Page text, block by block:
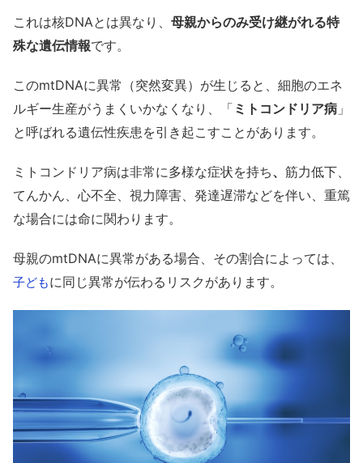
これは核DNAとは異なり、 母親からのみ受け継がれる特
殊な遺伝情報です。
このmtDNAに異常（突然変異）が生じると、細胞のエネ
ルギー生産がうまくいかなくなり、「 ミトコンドリア病 」
と呼ばれる遺伝性疾患を引き起こすことがあります。
ミトコンドリア病は非常に多様な症状を持ち、 筋力低下、
てんかん、心不全、視力障害、発達遅滞などを伴い、重篤
な場合には命に関わります。
母親のmtDNAに異常がある場合、その割合によっては、
子どもに同じ異常が伝わるリスクがあります。